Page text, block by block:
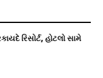
રિસોર્ટ, હોટલો સામે